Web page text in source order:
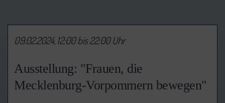
Ausstellung: "Frauen, die
Mecklenburg-Vorpommern bewegen"
09.02.2024, 12:00 bis 22:00 Uhr